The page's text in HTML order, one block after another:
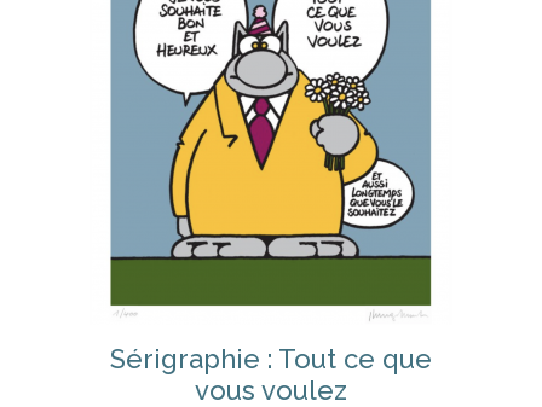
Sérigraphie : Tout ce que
vous voulez